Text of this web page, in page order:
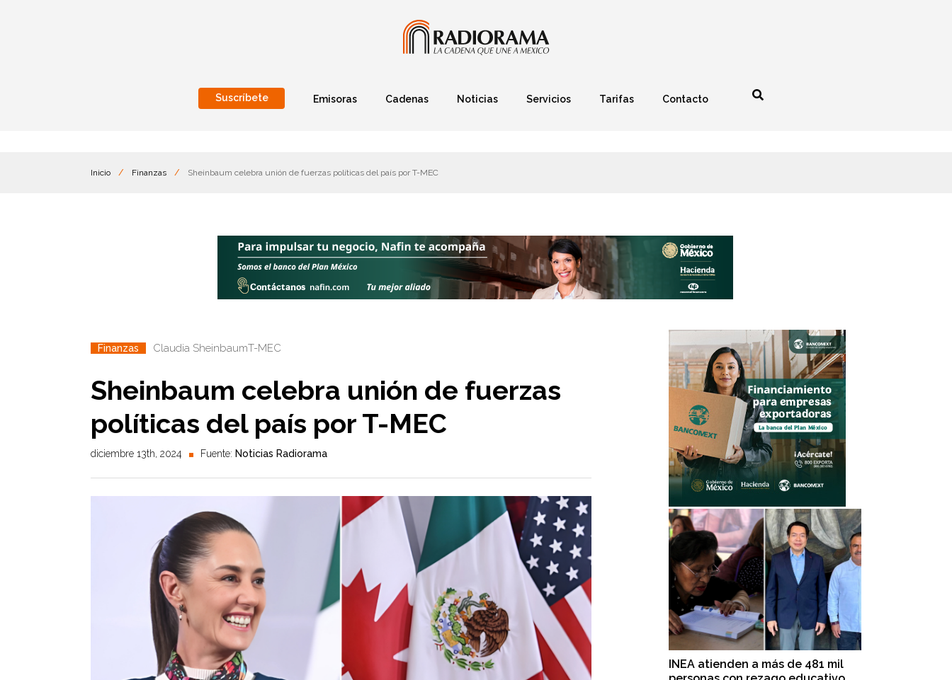
Suscríbete Emisoras Cadenas Noticias Servicios Tarifas Contacto
Inicio / Finanzas / Sheinbaum celebra unión de fuerzas políticas del país por T-MEC
Finanzas Claudia SheinbaumT-MEC
Sheinbaum celebra unión de fuerzas
políticas del país por T-MEC
diciembre 13th, 2024 Fuente: Noticias Radiorama
INEA atienden a más de 481 mil